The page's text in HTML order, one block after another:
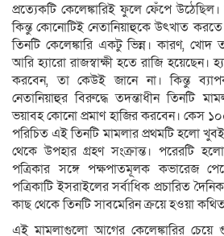
প্রত্যেকটি কেলেঙ্কারিই ফুলে ফেঁপে উঠেছিল।
কিন্তু কোনোটিই নেতানিয়াহুকে উৎখাত করতে
তিনটি কেলেঙ্কারি একটু ভিন্ন। কারণ,
আরি হ্যারো রাজস্বাক্ষী হতে রাজি
করবেন, তা কেউই জানে না। কিন্তু
নেতানিয়াহুর বিরুদ্ধে তদন্তাধীন তিনটি
ভয়াবহ কোনো প্রমাণ হাজির করবেন। কেস
পরিচিত এই তিনটি মামলার প্রথমটি হলো
থেকে উপহার গ্রহণ সংক্রান্ত। পরেরটি
পত্রিকার সঙ্গে পক্ষপাতমূলক কভারেজ
পত্রিকাটি ইসরাইলের সর্বাধিক প্রচারিত
কাছ থেকে তিনটি সাবমেরিন ক্রয়ে হওয়া কথিত
এই মামলাগুলো আগের কেলেঙ্কারির